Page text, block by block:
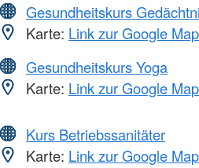
Gesundheitskurs
Karte: Link zur Google
Gesundheitskurs Yoga
Karte: Link zur Google
Kurs Betriebssanitäter
Karte: Link zur Google